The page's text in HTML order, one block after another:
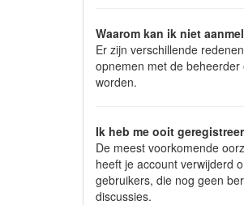
Waarom kan ik niet
Er zijn verschillende
opnemen met de
worden.
Ik heb me ooit
De meest voorkomende
heeft je account verwijderd
gebruikers, die nog geen
discussies.